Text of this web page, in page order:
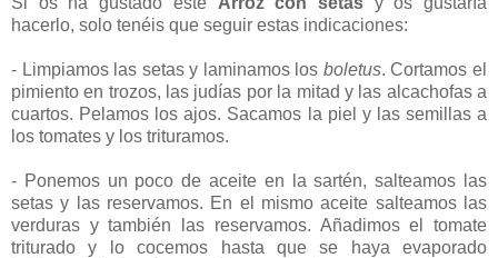
hacerlo, solo tenéis que seguir estas indicaciones:
- Limpiamos las setas y laminamos los boletus. Cortamos el
pimiento en trozos, las judías por la mitad y las alcachofas a
cuartos. Pelamos los ajos. Sacamos la piel y las semillas a
los tomates y los trituramos.
- Ponemos un poco de aceite en la sartén, salteamos las
setas y las reservamos. En el mismo aceite salteamos las
verduras y también las reservamos. Añadimos el tomate
triturado y lo cocemos hasta que se haya evaporado